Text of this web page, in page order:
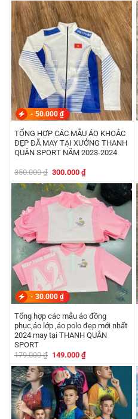
- 50.000 ₫
TỔNG HỢP CÁC MẪU ÁO KHOÁC
ĐẸP ĐÃ MAY TẠI XƯỞNG THANH
QUÂN SPORT NĂM 2023-2024
350.000₫ Giá
là:
350.000 ₫.
300.000 ₫Giá
hiện
tại
là:
300.000 ₫.
- 30.000 ₫
Tổng hợp các mẫu áo đồng
phục,áo lớp ,áo polo đẹp mới nhất
2024 may tại THANH QUÂN
SPORT
179.000₫ Giá
là:
179.000 ₫.
149.000 ₫Giá
hiện
tại
là:
149.000 ₫.